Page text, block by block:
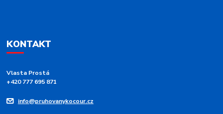
KONTAKT
Vlasta Prostá
+420 777 695 871
info@pruhovanykocour.cz